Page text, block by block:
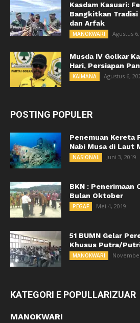
Kasdam Kasuari:
Bangkitkan
dan Arfak
MANOKWARI Agustus
Musda IV Golkar
Hari, Persiapan
KAIMANA Agustus 6,
POSTING POPULER
Penemuan Kereta
Nabi Musa di Laut
NASIONAL Juni 3, 2019
BKN : Penerimaan
Bulan Oktober
PEGAF Mei 4, 2019
51 BUMN Gelar
Khusus Putra/
MANOKWARI
KATEGORI E POPULLARIZUAR
MANOKWARI